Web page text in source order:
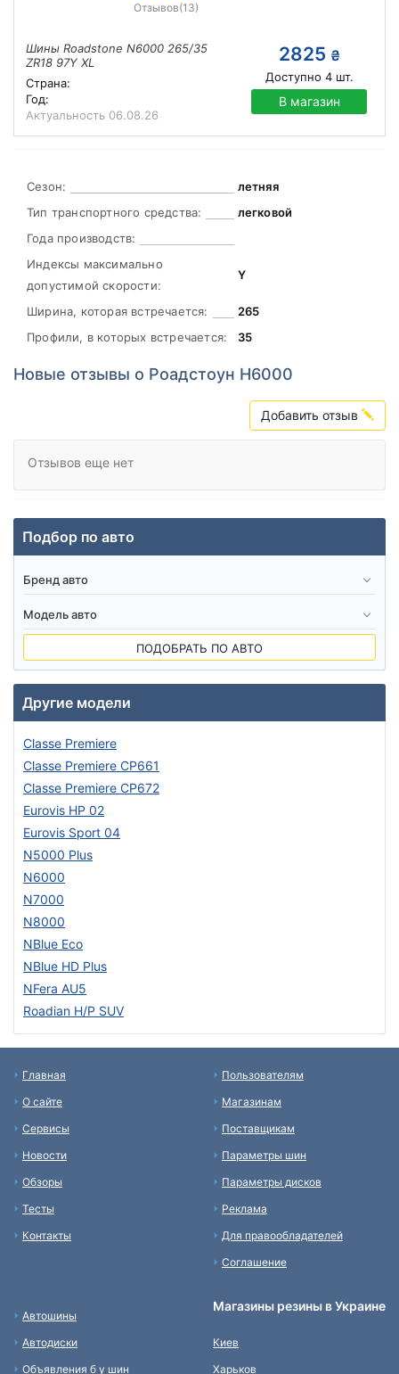
Отзывов(13)
Шины Roadstone N6000 265/35
ZR18 97Y XL
Страна:
Год:
Актуальность 06.08.26
2825 ₴
Доступно 4шт.
В магазин
Сезон:
летняя
Тип транспортного средства:
легковой
Года производств:
Индексы максимально
допустимой скорости:
Y
Ширина, которая встречается:
265
Профили, в которых встречается:
35
Новые отзывы о Роадстоун Н6000
Добавить отзыв
Отзывов еще нет
Подбор по авто
ПОДОБРАТЬ ПО АВТО
Другие модели
Classe Premiere
Classe Premiere CP661
Classe Premiere CP672
Eurovis HP 02
Eurovis Sport 04
N5000 Plus
N6000
N7000
N8000
NBlue Eco
NBlue HD Plus
NFera AU5
Roadian H/P SUV
Главная
О сайте
Сервисы
Новости
Обзоры
Тесты
Контакты
Пользователям
Магазинам
Поставщикам
Параметры шин
Параметры дисков
Реклама
Для правообладателей
Соглашение
Автошины
Автодиски
Объявления б у шин
Магазины резины в Украине
Киев
Харьков